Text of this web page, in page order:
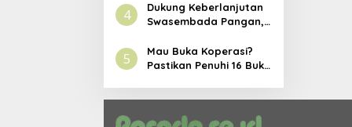
4
Dukung Keberlanjutan
Swasembada Pangan,
Resmikan Modernisasi
Pabrik Tertua Pupuk
5
Mau Buka Koperasi?
Pastikan Penuhi 16 Buku